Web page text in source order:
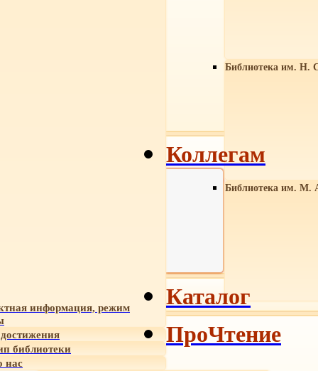
Библиотека им. Н.
Библиотека им. М.
информация, режим
библиотеки
нас
Коллегам
Каталог
ПроЧтение